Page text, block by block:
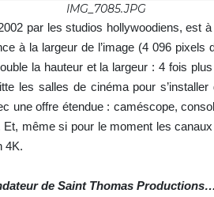
IMG_7085.JPG
par les studios hollywoodiens, est
à la largeur de l’image (4 096 pixels
la hauteur et la largeur : 4 fois
les salles de cinéma pour
une offre étendue : caméscope,
même si pour le moment les
4K.
de Saint Thomas Productions…